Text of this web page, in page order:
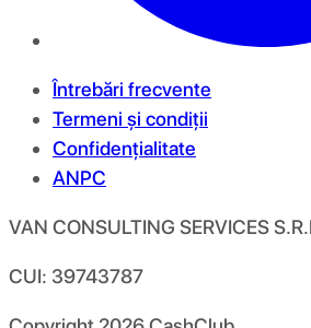
Întrebări frecvente
Termeni și condiții
Confidențialitate
ANPC
VAN CONSULTING SERVICES
CUI: 39743787